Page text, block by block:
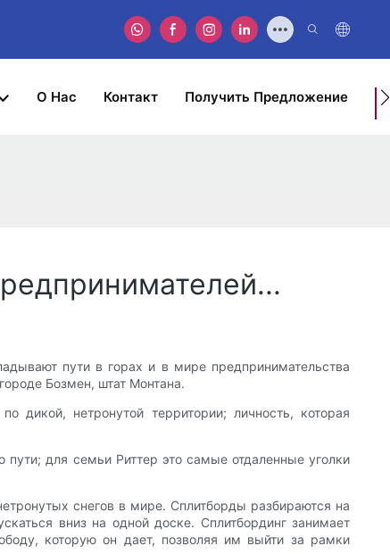
О Нас Контакт Получить Предложение
пути в горах и в мире предпринимательства
Бозмен, штат Монтана.
дикой, нетронутой территории; личность, которая
для семьи Риттер это самые отдаленные уголки
снегов в мире. Сплитборды разбираются на
вниз на одной доске. Сплитбординг занимает
которую он дает, позволяя им выйти за рамки